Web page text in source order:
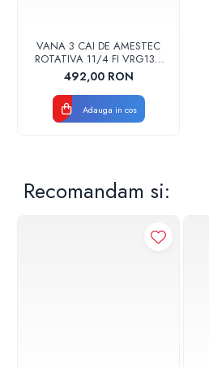
VANA 3 CAI DE AMESTEC
ROTATIVA 11/4 FI VRG131-
32 ESBE 1160 1200
492,00 RON
Adauga in cos
Recomandam si: